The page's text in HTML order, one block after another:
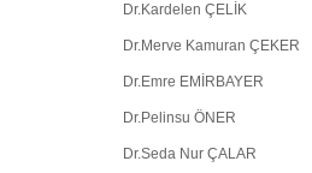
Dr.Kardelen ÇELİK
Dr.Merve Kamuran ÇEKER
Dr.Emre EMİRBAYER
Dr.Pelinsu ÖNER
Dr.Seda Nur ÇALAR